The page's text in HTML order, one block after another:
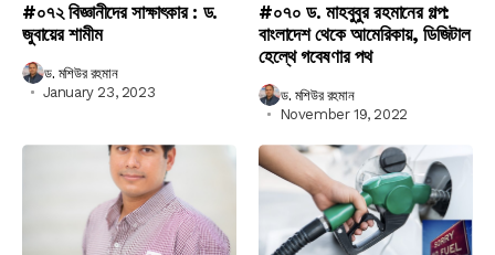
#০৭২ বিজ্ঞানীদের সাক্ষাৎকার : ড.
জুবায়ের শামীম
ড. মশিউর রহমান
January 23, 2023
#০৭০ ড. মাহবুবুর রহমানের গল্প:
বাংলাদেশ থেকে আমেরিকায়, ডিজিটাল
হেল্থে গবেষণার পথ
ড. মশিউর রহমান
November 19, 2022